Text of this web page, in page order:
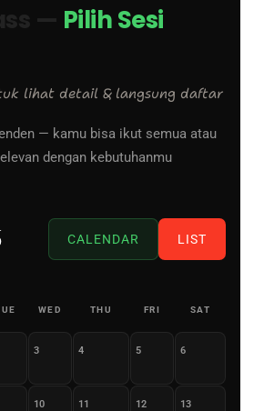
Pilih Sesi
lihat detail & langsung daftar
— kamu bisa ikut semua atau
dengan kebutuhanmu
CALENDAR LIST
WED THU FRI SAT
3 4 5 6
10 11 12 13